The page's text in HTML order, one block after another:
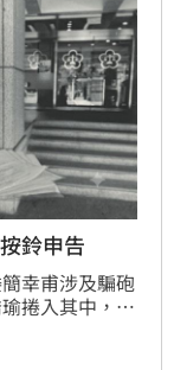
卻忽視原創設
象，也引發大
刻反思。
鈴申告
幸甫涉及騙砲
捲入其中，張
、網紅曾妍潔